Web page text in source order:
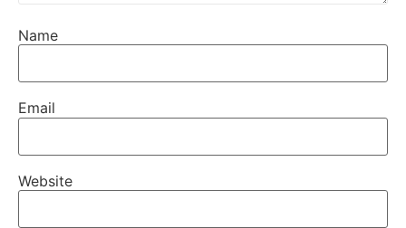
Name
Email
Website